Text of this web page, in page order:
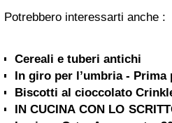
Potrebbero interessarti anche :
Cereali e tuberi antichi
In giro per l’umbria - Prima
Biscotti al cioccolato
IN CUCINA CON LO